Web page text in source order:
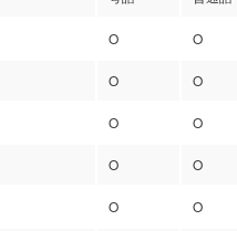
O O
O O
O O
O O
O O